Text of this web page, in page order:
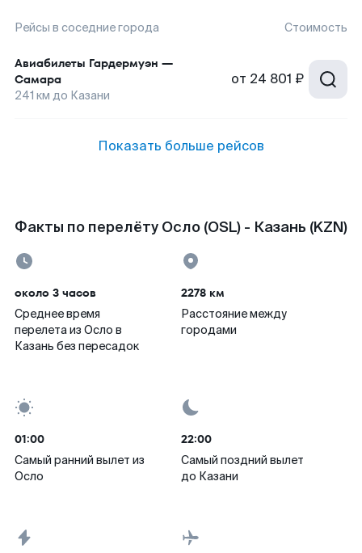
Рейсы в соседние города Стоимость
Авиабилеты Гардермуэн —
Самара
241 км до Казани
от 24 801 ₽
Показать больше рейсов
Факты по перелёту Осло (OSL) - Казань (KZN)
около 3 часов
Среднее время
перелета из Осло в
Казань без пересадок
2278 км
Расстояние между
городами
01:00
Самый ранний вылет из
Осло
22:00
Самый поздний вылет
до Казани